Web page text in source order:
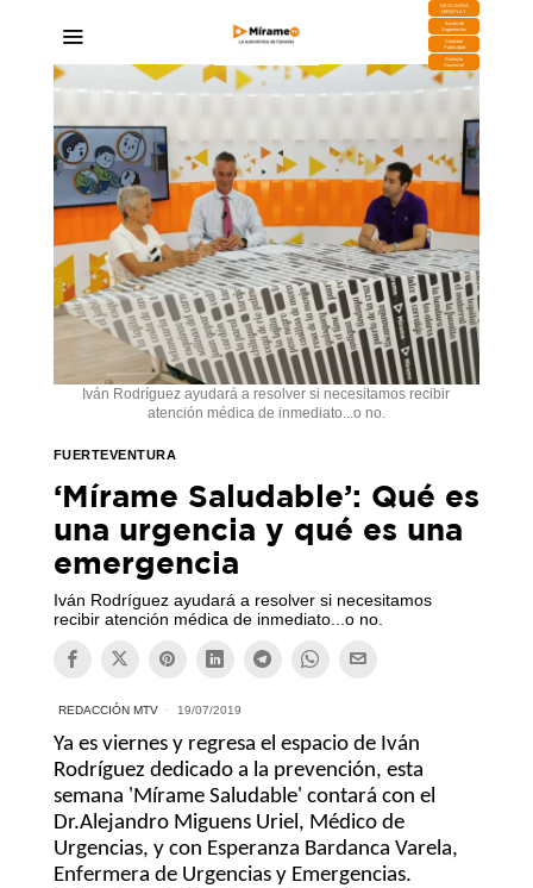
DESCARGA
MIRAPLAY
Buzón de
Sugerencias
Contratar
Publicidad
Contacto
Comercial
Iván Rodríguez ayudará a resolver si necesitamos recibir
atención médica de inmediato...o no.
FUERTEVENTURA
‘Mírame Saludable’: Qué es
una urgencia y qué es una
emergencia
Iván Rodríguez ayudará a resolver si necesitamos
recibir atención médica de inmediato...o no.
REDACCIÓN MTV 19/07/2019
Ya es viernes y regresa el espacio de Iván
Rodríguez dedicado a la prevención, esta
semana 'Mírame Saludable' contará con el
Dr.Alejandro Miguens Uriel, Médico de
Urgencias, y con Esperanza Bardanca Varela,
Enfermera de Urgencias y Emergencias.